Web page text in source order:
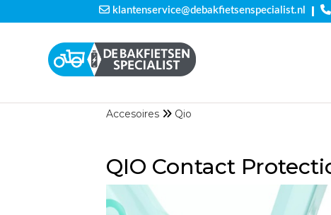
klantenservice@debakfietsenspecialist.nl |
Accesoires Qio
QIO Contact